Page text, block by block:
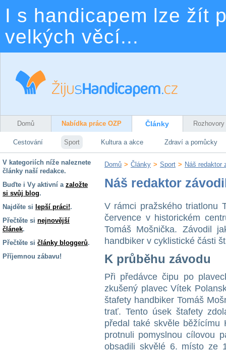
I s handicapem lze žít
velkých věcí...
Domů Nabídka práce OZP Články Rozhovory
Cestování Sport Kultura a akce Zdraví a pomůcky
V kategoriích níže naleznete
články naší redakce.
Buďte i Vy aktivní a založte
si svůj blog.
Najděte si lepší práci!.
Přečtěte si nejnovější
článek.
Přečtěte si články bloggerů.
Příjemnou zábavu!
Domů > Články > Sport > Náš redaktor
Náš redaktor
V rámci pražského triatlonu
července v historickém
Tomáš Mošnička. Závodil
handbiker v cyklistické části
K průběhu závodu
Při předávce čipu po
zkušený plavec Vítek
štafety handbiker Tomáš
trať. Tento úsek štafety
předal také skvěle běžícímu
protnuli pomyslnou cílovou
obsadili skvělé 6. místo ze